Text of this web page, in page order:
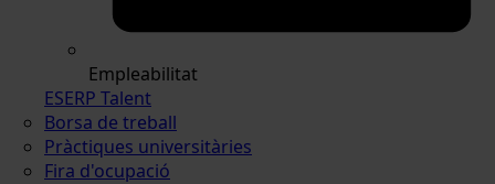
Empleabilitat
ESERP Talent
Borsa de treball
Pràctiques universitàries
Fira d'ocupació